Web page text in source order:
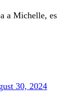
a Michelle, es
30, 2024